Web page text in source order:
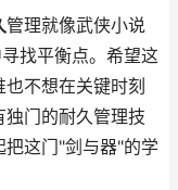
管理就像武侠小说
找平衡点。希望这
不想在关键时刻
门的耐久管理技
这门"剑与器"的学